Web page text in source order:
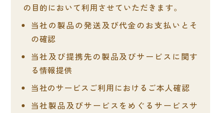
の目的において利用させていただきます。
当社の製品の発送及び代金のお支払いとそ
の確認
当社及び提携先の製品及びサービスに関す
る情報提供
当社のサービスご利用におけるご本人確認
当社製品及びサービスをめぐるサービスサ